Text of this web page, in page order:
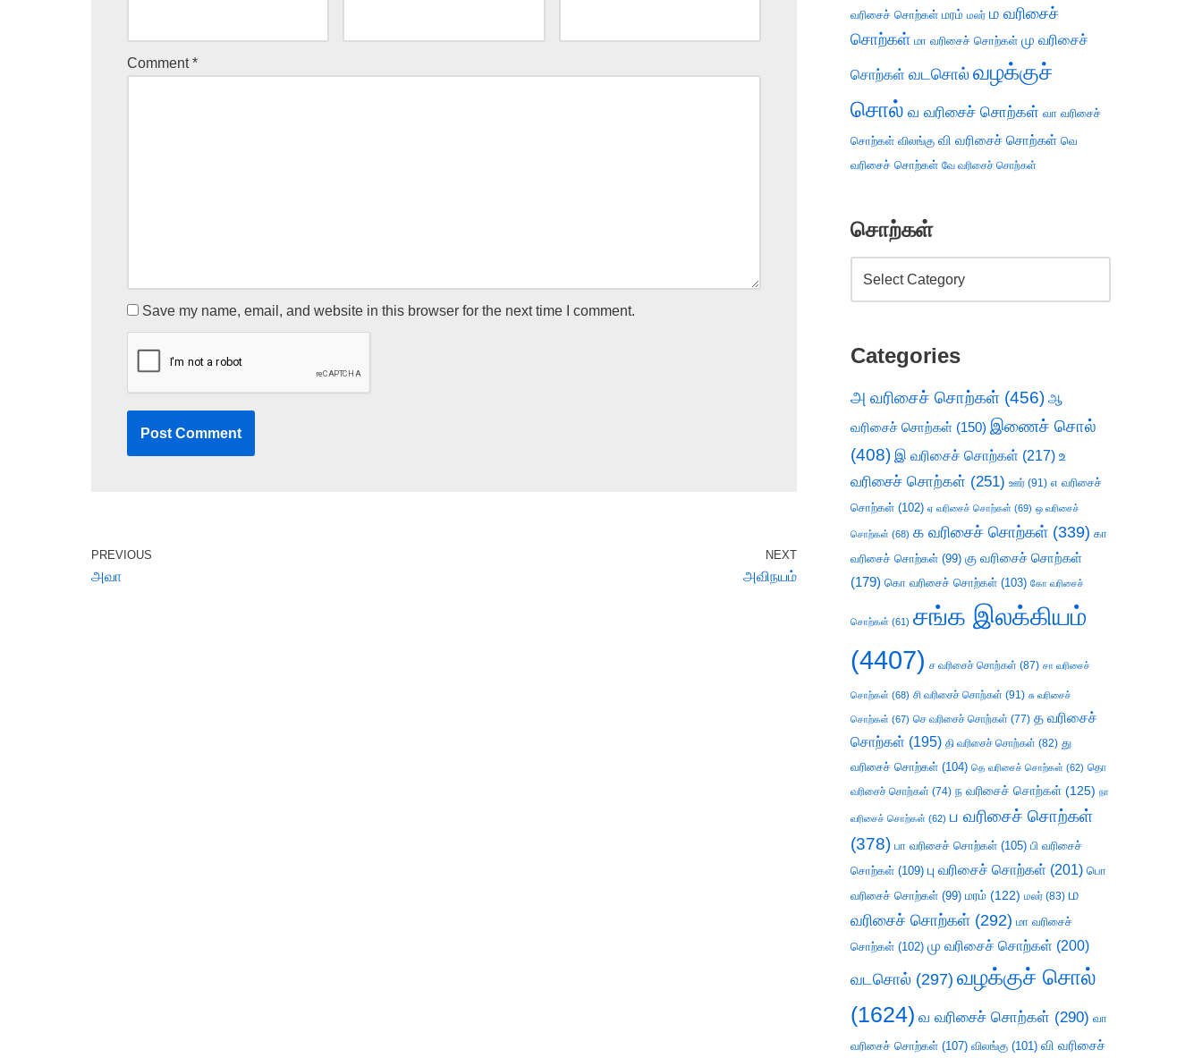
Comment*
Save my name, email, and website in this browser for the next time I comment.
PREVIOUS
அவா
NEXT
அவிநயம்
வரிசைச் சொற்கள் மரம் மலர் ம வரிசைச்
சொற்கள் மா வரிசைச் சொற்கள் மு வரிசைச்
சொற்கள் வடசொல் வழக்குச்
சொல் வ வரிசைச் சொற்கள் வா வரிசைச்
சொற்கள் விலங்கு வி வரிசைச் சொற்கள் வெ
வரிசைச் சொற்கள் வே வரிசைச் சொற்கள்
சொற்கள்
Categories
அ வரிசைச் சொற்கள் (456) ஆ
வரிசைச் சொற்கள் (150) இணைச் சொல்
(408) இ வரிசைச் சொற்கள் (217) உ
வரிசைச் சொற்கள் (251) ஊர் (91) எ வரிசைச்
சொற்கள் (102) ஏ வரிசைச் சொற்கள் (69) ஒ வரிசைச்
சொற்கள் (68) க வரிசைச் சொற்கள் (339) கா
வரிசைச் சொற்கள் (99) கு வரிசைச் சொற்கள்
(179) கொ வரிசைச் சொற்கள் (103) கோ வரிசைச்
சொற்கள் (61) சங்க இலக்கியம்
(4407) ச வரிசைச் சொற்கள் (87) சா வரிசைச்
சொற்கள் (68) சி வரிசைச் சொற்கள் (91) சு வரிசைச்
சொற்கள் (67) செ வரிசைச் சொற்கள் (77) த வரிசைச்
சொற்கள் (195) தி வரிசைச் சொற்கள் (82) து
வரிசைச் சொற்கள் (104) தெ வரிசைச் சொற்கள் (62) தொ
வரிசைச் சொற்கள் (74) ந வரிசைச் சொற்கள் (125) நா
வரிசைச் சொற்கள் (62) ப வரிசைச் சொற்கள்
(378) பா வரிசைச் சொற்கள் (105) பி வரிசைச்
சொற்கள் (109) பு வரிசைச் சொற்கள் (201) பொ
வரிசைச் சொற்கள் (99) மரம் (122) மலர் (83) ம
வரிசைச் சொற்கள் (292) மா வரிசைச்
சொற்கள் (102) மு வரிசைச் சொற்கள் (200)
வடசொல் (297) வழக்குச் சொல்
(1624) வ வரிசைச் சொற்கள் (290) வா
வரிசைச் சொற்கள் (107) விலங்கு (101) வி வரிசைச்